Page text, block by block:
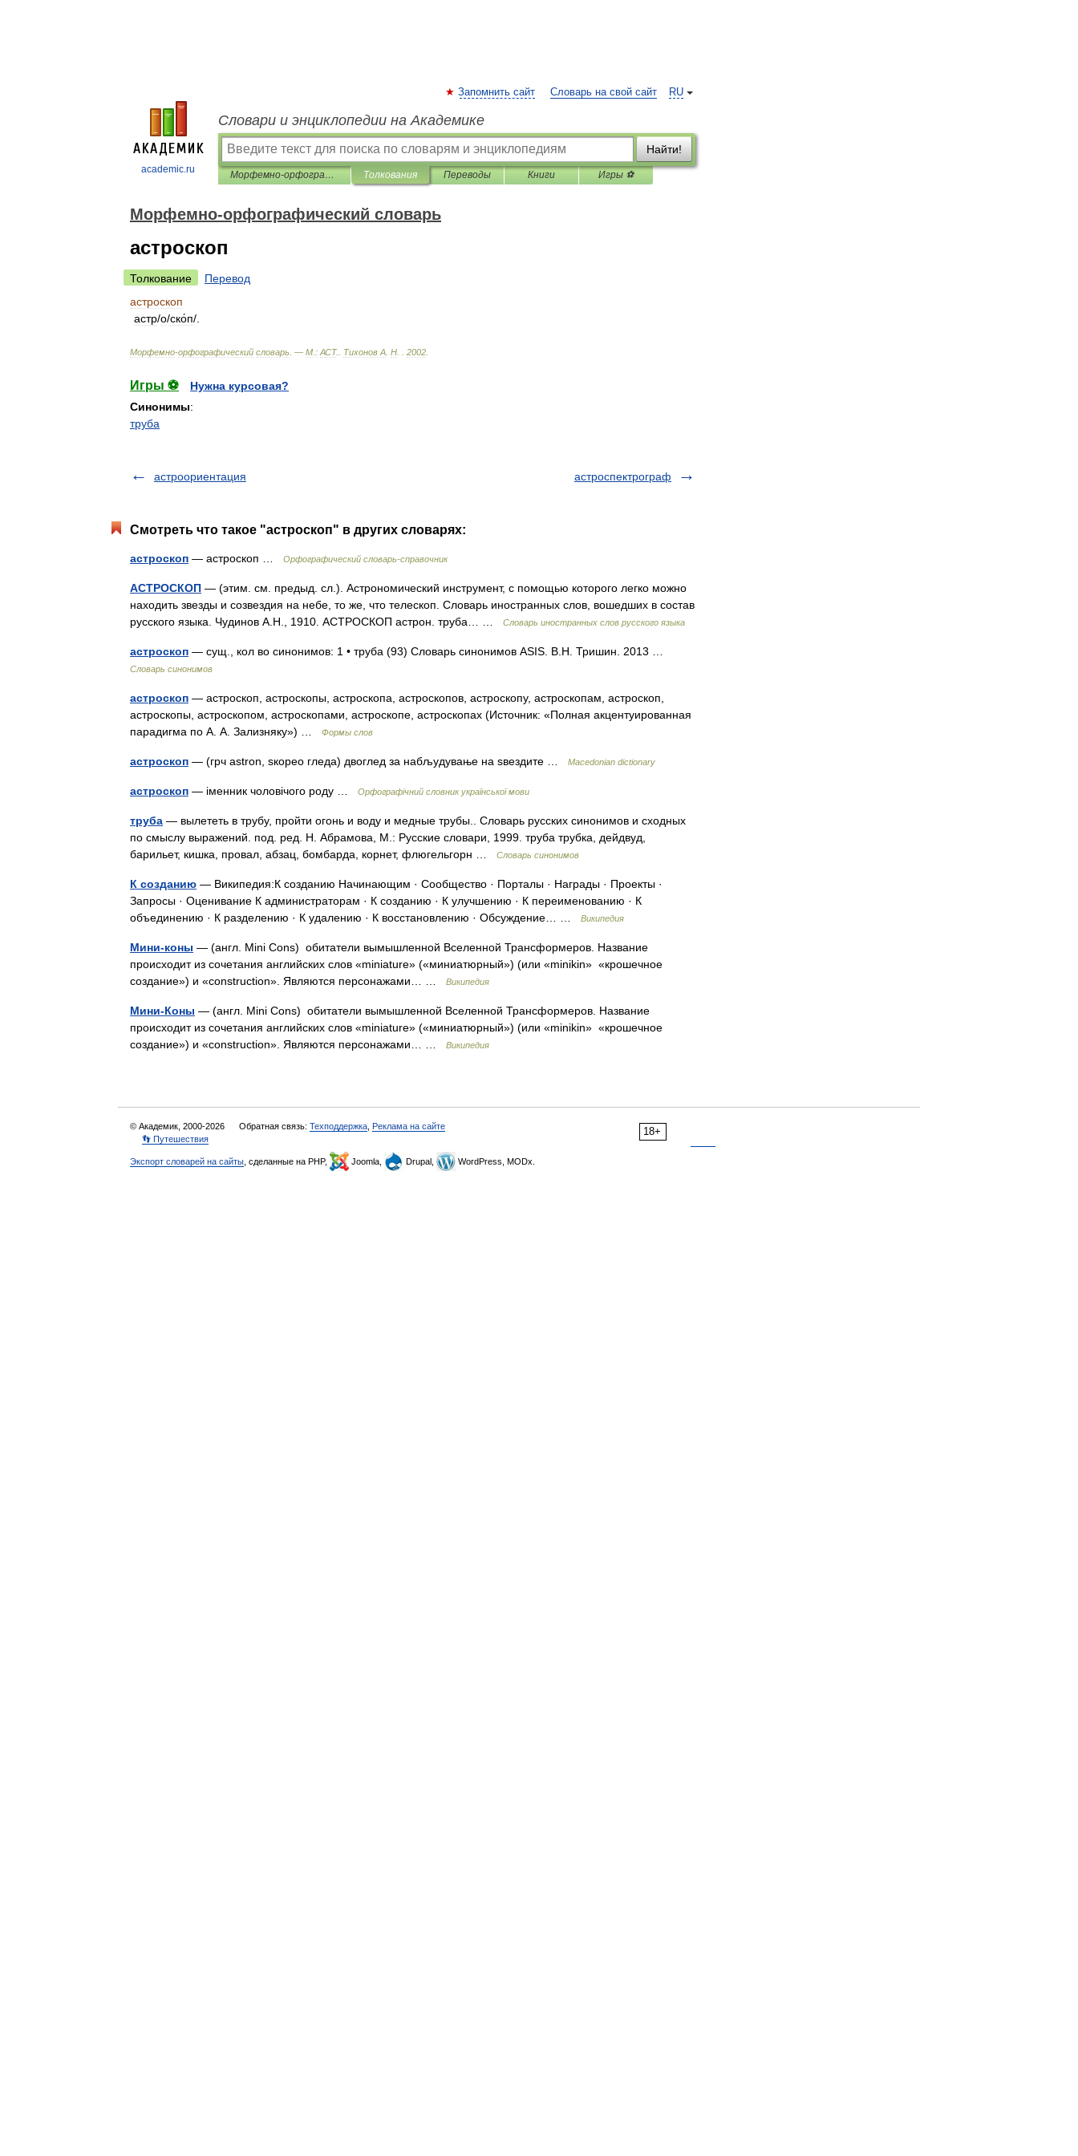
academic.ru
RU
Запомнить сайт Словарь на свой сайт
Словари и энциклопедии на Академике
Найти!
Морфемно-орфографический словарь Толкования Переводы Книги Игры ⚽
Морфемно-орфографический словарь
астроскоп
Толкование
Перевод
астроскоп
астр/о/ско́п/.
Морфемно-орфографический словарь . — М : АСТ. Тихонов А Н 2002
Игры ⚽
Нужна курсовая?
Синонимы:
труба
астроориентация астроспектрограф
Смотреть что такое "астроскоп" в других словарях:
астроскоп — астроскоп … Орфографический словарь-справочник
АСТРОСКОП — (этим. см. предыд. сл.). Астрономический инструмент, с помощью которого легко можно
находить звезды и созвездия на небе, то же, что телескоп. Словарь иностранных слов, вошедших в состав
русского языка. Чудинов А.Н., 1910. АСТРОСКОП астрон. труба… …
Словарь иностранных слов русского языка
астроскоп — сущ., кол во синонимов: 1 • труба (93) Словарь синонимов ASIS. В.Н. Тришин. 2013 …
Словарь синонимов
астроскоп — астроскоп, астроскопы, астроскопа, астроскопов, астроскопу, астроскопам, астроскоп,
астроскопы, астроскопом, астроскопами, астроскопе, астроскопах (Источник: «Полная акцентуированная
парадигма по А. А. Зализняку») …
Формы слов
астроскоп — (грч astron, ѕкорео гледа) двоглед за набљудување на ѕвездите … Macedonian dictionary
астроскоп — іменник чоловічого роду … Орфографічний словник української мови
труба — вылететь в трубу, пройти огонь и воду и медные трубы.. Словарь русских синонимов и сходных
по смыслу выражений. под. ред. Н. Абрамова, М.: Русские словари, 1999. труба трубка, дейдвуд,
барильет, кишка, провал, абзац, бомбарда, корнет, флюгельгорн …
Словарь синонимов
К созданию — Википедия:К созданию Начинающим · Сообщество · Порталы · Награды · Проекты ·
Запросы · Оценивание К администраторам · К созданию · К улучшению · К переименованию · К
объединению · К разделению · К удалению · К восстановлению · Обсуждение… …
Википедия
Мини-коны — (англ. Mini Cons) обитатели вымышленной Вселенной Трансформеров. Название
происходит из сочетания английских слов «miniature» («миниатюрный») (или «minikin» «крошечное
создание») и «construction». Являются персонажами… …
Википедия
Мини-Коны — (англ. Mini Cons) обитатели вымышленной Вселенной Трансформеров. Название
происходит из сочетания английских слов «miniature» («миниатюрный») (или «minikin» «крошечное
создание») и «construction». Являются персонажами… …
Википедия
18+
© Академик, 2000-2026 Обратная связь: Техподдержка Реклама на сайте
👣 Путешествия
Экспорт словарей на сайты , сделанные на PHP, Joomla, Drupal, WordPress, MODx.